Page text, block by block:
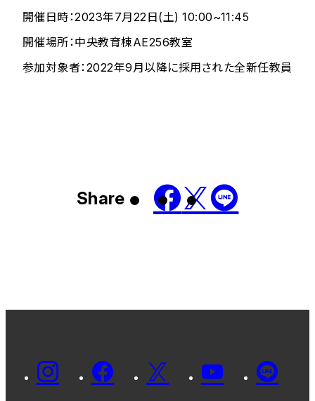
開催日時：2023年7月22日(土) 10:00~11:45
開催場所：中央教育棟AE256教室
参加対象者：2022年9月以降に採用された全新任教員
Share